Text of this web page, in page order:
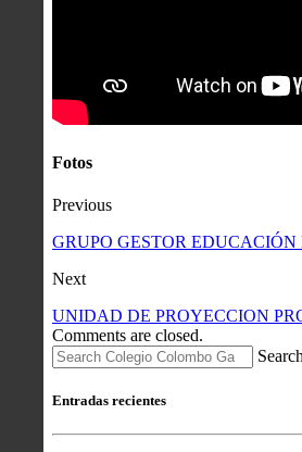
Fotos
Previous
GRUPO GESTOR
Next
UNIDAD DE PROYECCION
Comments are closed.
Entradas recientes